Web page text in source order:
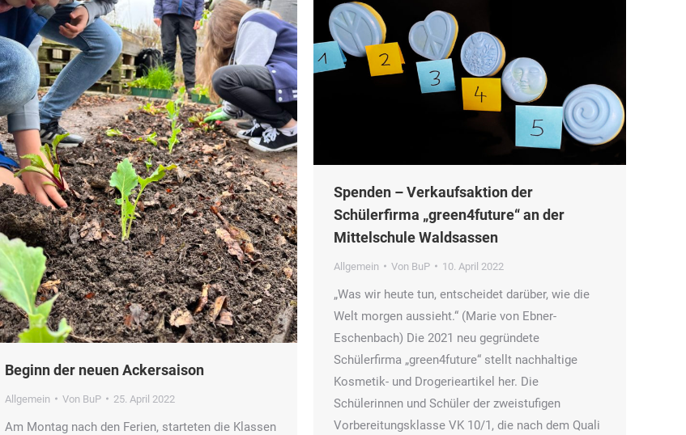
Beginn der neuen Ackersaison
Allgemein Von BuP 25. April 2022
Am Montag nach den Ferien, starteten die Klassen
Spenden – Verkaufsaktion der
Schülerfirma „green4future“ an der
Mittelschule Waldsassen
Allgemein Von BuP 10. April 2022
„Was wir heute tun, entscheidet darüber, wie die
Welt morgen aussieht.“ (Marie von Ebner-
Eschenbach) Die 2021 neu gegründete
Schülerfirma „green4future“ stellt nachhaltige
Kosmetik- und Drogerieartikel her. Die
Schülerinnen und Schüler der zweistufigen
Vorbereitungsklasse VK 10/1, die nach dem Quali